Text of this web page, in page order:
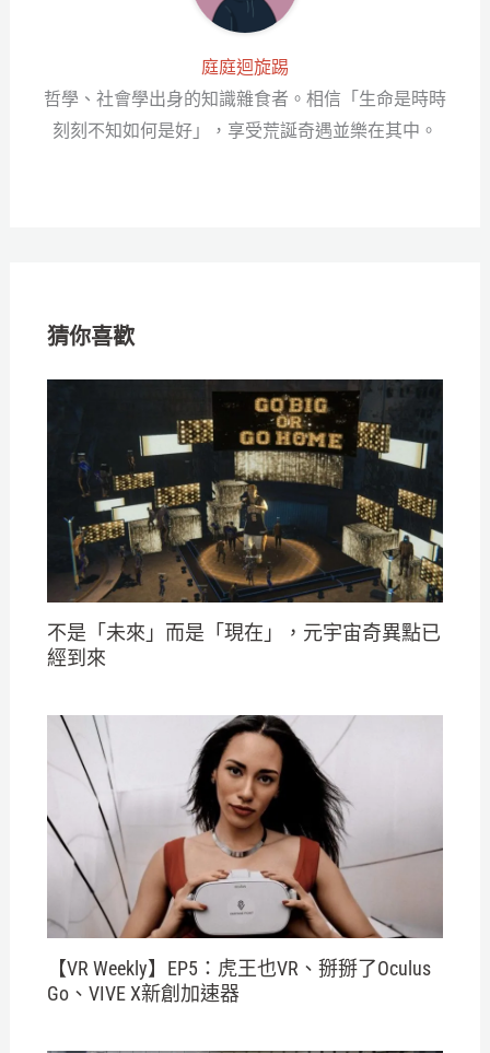
庭庭迴旋踢
哲學、社會學出身的知識雜食者。相信「生命是時時
刻刻不知如何是好」，享受荒誕奇遇並樂在其中。
猜你喜歡
不是「未來」而是「現在」，元宇宙奇異點已
經到來
【VR Weekly】EP5：虎王也VR、掰掰了Oculus
Go、VIVE X新創加速器